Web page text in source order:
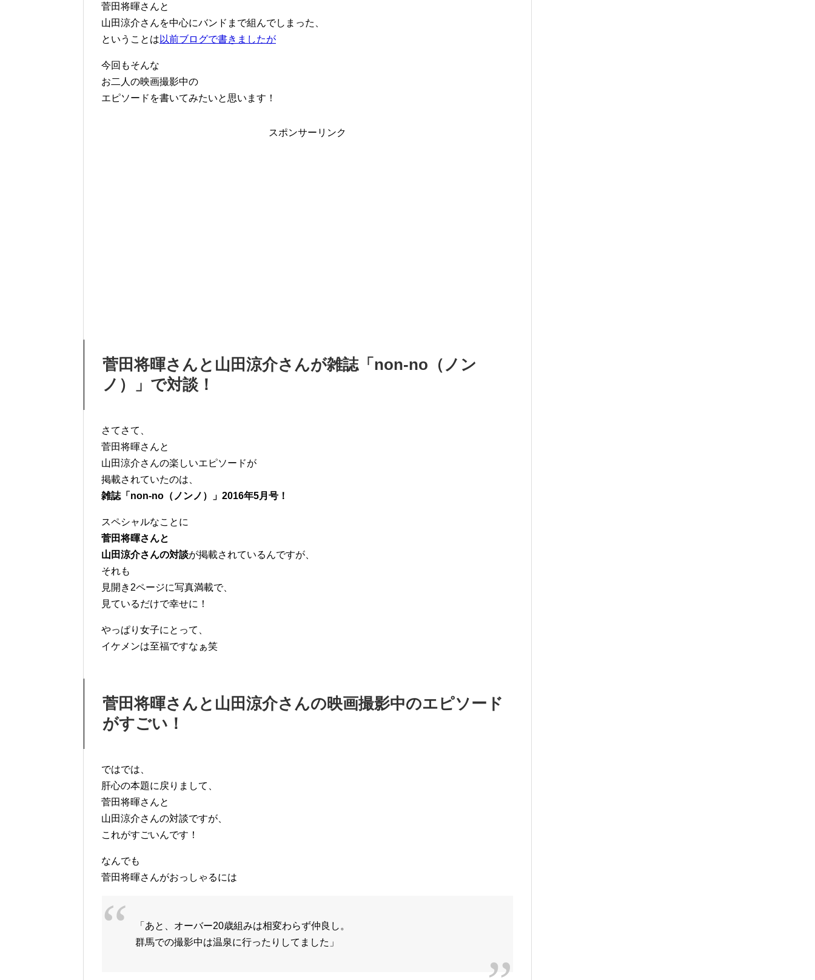
菅田将暉さんと
山田涼介さんを中心にバンドまで組んでしまった、
ということは 以前ブログで書きましたが
今回もそんな
お二人の映画撮影中の
エピソードを書いてみたいと思います！
スポンサーリンク
菅田将暉さんと山田涼介さんが雑誌「non-no（ノン
ノ）」で対談！
さてさて、
菅田将暉さんと
山田涼介さんの楽しいエピソードが
掲載されていたのは、
雑誌「non-no（ノンノ）」2016年5月号！
スペシャルなことに
菅田将暉さんと
山田涼介さんの対談が掲載されているんですが、
それも
見開き2ページに写真満載で、
見ているだけで幸せに！
やっぱり女子にとって、
イケメンは至福ですなぁ笑
菅田将暉さんと山田涼介さんの映画撮影中のエピソード
がすごい！
ではでは、
肝心の本題に戻りまして、
菅田将暉さんと
山田涼介さんの対談ですが、
これがすごいんです！
なんでも
菅田将暉さんがおっしゃるには
「あと、オーバー20歳組みは相変わらず仲良し。
群馬での撮影中は温泉に行ったりしてました」